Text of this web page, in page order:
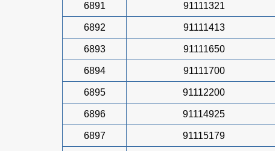
6891 91111321
6892 91111413
6893 91111650
6894 91111700
6895 91112200
6896 91114925
6897 91115179